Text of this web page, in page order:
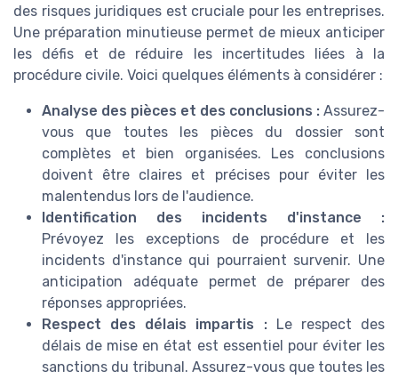
des risques juridiques est cruciale pour les entreprises.
Une préparation minutieuse permet de mieux anticiper
les défis et de réduire les incertitudes liées à la
procédure civile. Voici quelques éléments à considérer :
Analyse des pièces et des conclusions : Assurez-
vous que toutes les pièces du dossier sont
complètes et bien organisées. Les conclusions
doivent être claires et précises pour éviter les
malentendus lors de l'audience.
Identification des incidents d'instance :
Prévoyez les exceptions de procédure et les
incidents d'instance qui pourraient survenir. Une
anticipation adéquate permet de préparer des
réponses appropriées.
Respect des délais impartis :Le respect des
délais de mise en état est essentiel pour éviter les
sanctions du tribunal. Assurez-vous que toutes les